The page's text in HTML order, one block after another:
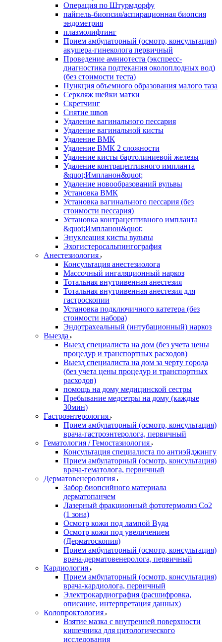
Операция по Штурмдорфу
пайпель-биопсия/аспирационная биопсия
эндометрия
плазмолифтинг
Прием амбулаторный (осмотр, консультация)
акушера-гинеколога первичный
Проведение амниотеста (экспресс-
диагностика подтекания околоплодных вод)
(без стоимости теста)
Пункция объемного образования малого таза
Серкляж шейки матки
Скретчинг
Снятие швов
Удаление вагинального пессария
Удаление вагинальной кисты
Удаление ВМК
Удаление ВМК 2 сложности
Удаление кисты бартолиниевой железы
Удаление контрацептивного импланта
&quot;Импланон&quot;
Удаление новообразований вульвы
Установка ВМК
Установка вагинального пессария (без
стоимости пессария)
Установка контрацептивного импланта
&quot;Импланон&quot;
Энуклеация кисты вульвы
Эхогистеросальпингография
Анестезиология
Консультация анестезиолога
Массочный ингаляционный наркоз
Тотальная внутривенная анестезия
Тотальная внутривенная анестезия для
гастроскопии
Установка подключичного катетера (без
стоимости набора)
Эндотрахеальный (интубационный) наркоз
Выезда
Выезд специалиста на дом (без учета цены
процедур и транспортных расходов)
Выезд специалиста на дом за черту города
(без учета цены процедур и транспортных
расходов)
помощь на дому медицинской сестры
Пребывание медсетры на дому (каждые
30мин)
Гастроэнтерология
Прием амбулаторный (осмотр, консультация)
врача-гастроэнтеролога, первичный
Гематология / Гемостазиология
Консультация специалиста по антиэйджингу
Прием амбулаторный (осмотр, консультация)
врача-гематолога, первичный
Дерматовенерология
Забор биопсийного материала
дерматопанчем
Лазерный фракционный фототермолиз Со2
(1 зона)
Осмотр кожи под лампой Вуда
Осмотр кожи под увеличением
(Дерматоскопия)
Прием амбулаторный (осмотр, консультация)
врача-дерматовенеролога, первичный
Кардиология
Прием амбулаторный (осмотр, консультация)
врача-кардиолога, первичный
Электрокардиография (расшифровка,
описание, интерпретация данных)
Колопроктология
Взятие мазка с внутренней поверхности
кишечника для цитологического
исследования